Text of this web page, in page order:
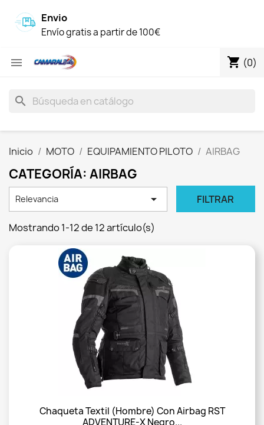
Envio
Envío gratis a partir de 100€
 shopping_cart (0)
search
Inicio MOTO EQUIPAMIENTO PILOTO AIRBAG
CATEGORÍA: AIRBAG
Relevancia  FILTRAR
Mostrando 1-12 de 12 artículo(s)
Chaqueta Textil (Hombre) Con Airbag RST
ADVENTURE-X Negro...